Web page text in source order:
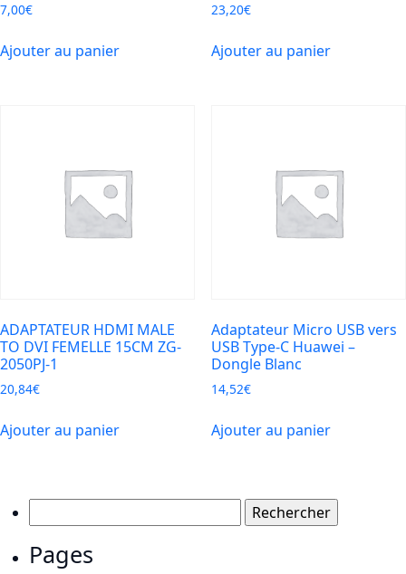
7,00€
Ajouter au panier
23,20€
Ajouter au panier
ADAPTATEUR HDMI MALE
TO DVI FEMELLE 15CM ZG-
2050PJ-1
20,84€
Ajouter au panier
Adaptateur Micro USB vers
USB Type-C Huawei –
Dongle Blanc
14,52€
Ajouter au panier
Pages